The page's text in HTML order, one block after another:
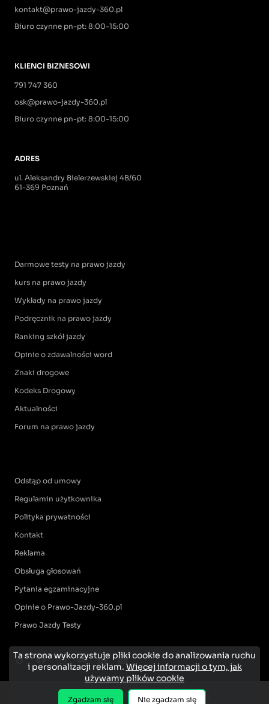
kontakt@prawo-jazdy-360.pl
Biuro czynne pn-pt: 8:00-15:00
KLIENCI BIZNESOWI
791 747 360
osk@prawo-jazdy-360.pl
Biuro czynne pn-pt: 8:00-15:00
ADRES
ul. Aleksandry Bielerzewskiej 4B/60
61-369 Poznań
Darmowe testy na prawo jazdy
kurs na prawo jazdy
Wykłady na prawo jazdy
Podręcznik na prawo jazdy
Ranking szkół jazdy
Opinie o zdawalności word
Znaki drogowe
Kodeks Drogowy
Aktualności
Forum na prawo jazdy
Odstąp od umowy
Regulamin użytkownika
Polityka prywatności
Kontakt
Reklama
Obsługa głosowań
Pytania egzaminacyjne
Opinie o Prawo-Jazdy-360.pl
Prawo Jazdy Testy
Ta strona wykorzystuje pliki cookie do analizowania ruchu
i personalizacji reklam. Więcej informacji o tym, jak
używamy plików cookie
Zgadzam się Nie zgadzam się